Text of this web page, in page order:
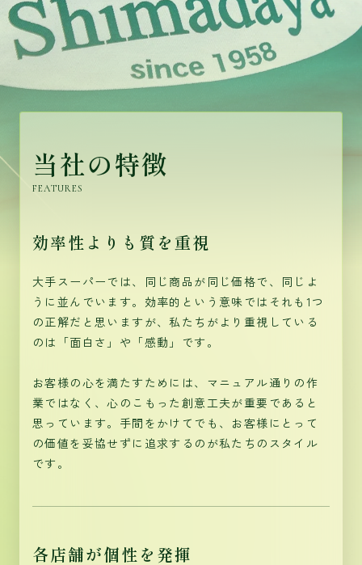
当社の特徴
FEATURES
効率性よりも質を重視
大手スーパーでは、同じ商品が同じ価格で、同じよ
うに並んでいます。効率的という意味ではそれも1つ
の正解だと思いますが、私たちがより重視している
のは「面白さ」や「感動」です。
お客様の心を満たすためには、マニュアル通りの作
業ではなく、心のこもった創意工夫が重要であると
思っています。手間をかけてでも、お客様にとって
の価値を妥協せずに追求するのが私たちのスタイル
です。
各店舗が個性を発揮